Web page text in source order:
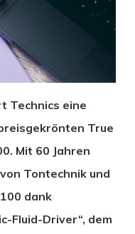
Technics eine
True
Mit 60 Jahren
Tontechnik und
dank
Fluid-Driver“, dem